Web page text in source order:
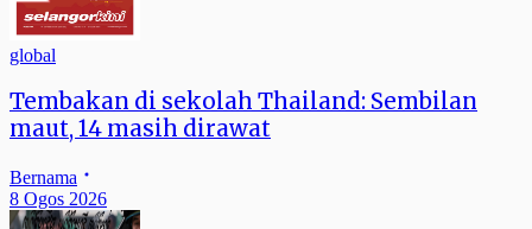
global
Tembakan di sekolah Thailand: Sembilan
maut, 14 masih dirawat
Bernama
8 Ogos 2026